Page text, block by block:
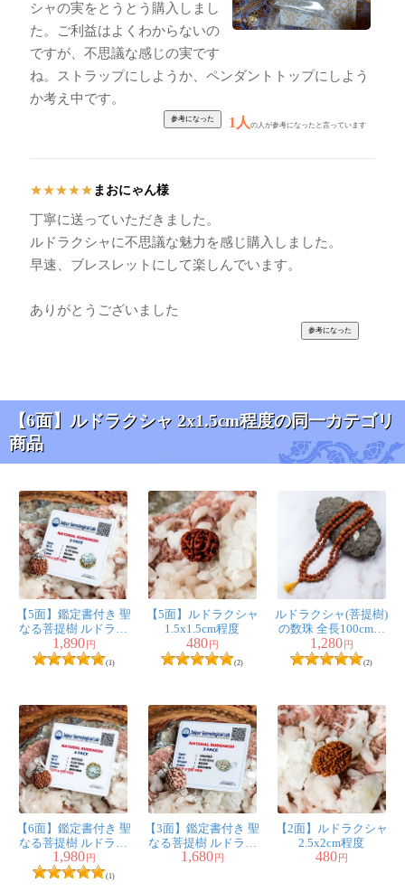
シャの実をとうとう購入しまし
た。ご利益はよくわからないの
ですが、不思議な感じの実です
ね。ストラップにしようか、ペンダントトップにしよう
か考え中です。
1人の人が参考になったと言っています
★★★★★ まおにゃん様
丁寧に送っていただきました。
ルドラクシャに不思議な魅力を感じ購入しました。
早速、ブレスレットにして楽しんでいます。
ありがとうございました
【6面】ルドラクシャ 2x1.5cm程度の同一カテゴリ
商品
【5面】鑑定書付き 聖
なる菩提樹 ルドラク
シャのペンダントト
ップ
1,890円
(1)
【5面】ルドラクシャ
1.5x1.5cm程度
480円
(2)
ルドラクシャ(菩提樹)
の数珠 全長100cm程
度
1,280円
(2)
【6面】鑑定書付き 聖
なる菩提樹 ルドラク
シャのペンダントト
ップ
1,980 円
(1)
【3面】鑑定書付き 聖
なる菩提樹 ルドラク
シャのペンダントト
1,680 円
【2面】ルドラクシャ
2.5x2cm程度
480 円